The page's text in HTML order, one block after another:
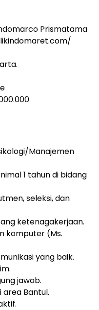
Prismatama
Manajemen
1 tahun di bidang
seleksi, dan
ketenagakerjaan.
komputer (Ms.
yang baik.
jawab.
Bantul.